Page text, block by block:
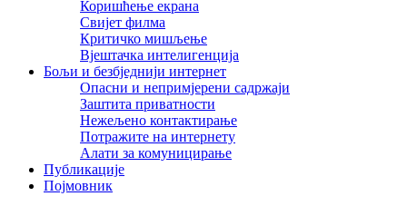
Коришћење екрана
Свијет филма
Критичко мишљење
Вјештачка интелигенција
Бољи и безбједнији интернет
Опасни и непримјерени садржаји
Заштита приватности
Нежељено контактирање
Потражите на интернету
Алати за комуницирање
Публикације
Појмовник